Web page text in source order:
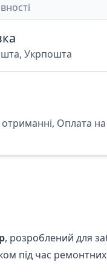
Укрпошта
Оплата
, розроблений для
під час